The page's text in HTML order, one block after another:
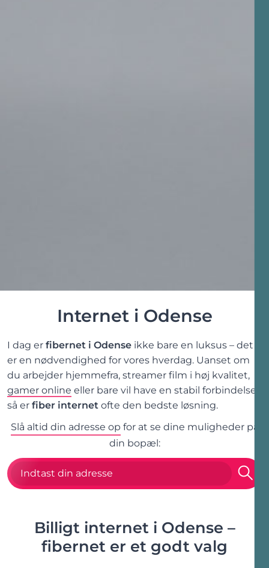
Internet i Odense
I dag er fibernet i Odense ikke bare en luksus – det
er en nødvendighed for vores hverdag. Uanset om
du arbejder hjemmefra, streamer film i høj kvalitet,
gamer online eller bare vil have en stabil forbindelse,
så er fiber internet ofte den bedste løsning.
Slå altid din adresse op for at se dine muligheder på
din bopæl:
Billigt internet i Odense –
fibernet er et godt valg